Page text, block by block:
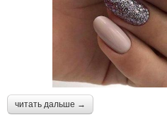
читать дальше →